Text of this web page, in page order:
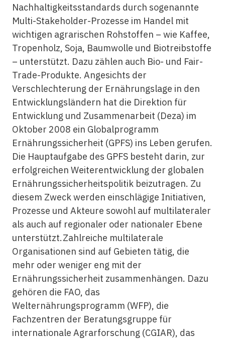
Nachhaltigkeitsstandards durch sogenannte
Multi-Stakeholder-Prozesse im Handel mit
wichtigen agrarischen Rohstoffen – wie Kaffee,
Tropenholz, Soja, Baumwolle und Biotreibstoffe
– unterstützt. Dazu zählen auch Bio- und Fair-
Trade-Produkte. Angesichts der
Verschlechterung der Ernährungslage in den
Entwicklungsländern hat die Direktion für
Entwicklung und Zusammenarbeit (Deza) im
Oktober 2008 ein Globalprogramm
Ernährungssicherheit (GPFS) ins Leben gerufen.
Die Hauptaufgabe des GPFS besteht darin, zur
erfolgreichen Weiterentwicklung der globalen
Ernährungssicherheitspolitik beizutragen. Zu
diesem Zweck werden einschlägige Initiativen,
Prozesse und Akteure sowohl auf multilateraler
als auch auf regionaler oder nationaler Ebene
unterstützt.Zahlreiche multilaterale
Organisationen sind auf Gebieten tätig, die
mehr oder weniger eng mit der
Ernährungssicherheit zusammenhängen. Dazu
gehören die FAO, das
Welternährungsprogramm (WFP), die
Fachzentren der Beratungsgruppe für
internationale Agrarforschung (CGIAR), das